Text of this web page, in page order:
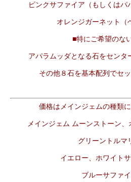
ピンクサファイア（もしくはパ
オレンジガーネット（
■特にご希望のな
アパラムッダとなる石をセンタ
その他８石を基本配列でセ
価格はメインジェムの種類に
メインジェム ムーンストーン、
グリーントルマ
イエロー、ホワイト
ブルーサファ